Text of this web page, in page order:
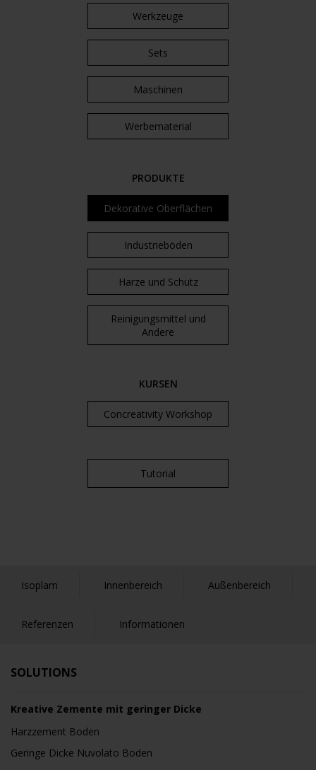
Werkzeuge
Sets
Maschinen
Werbematerial
PRODUKTE
Dekorative Oberflächen
Industrieböden
Harze und Schutz
Reinigungsmittel und
Andere
KURSEN
Concreativity Workshop
Tutorial
Isoplam Innenbereich Außenbereich
Referenzen Informationen
SOLUTIONS
Kreative Zemente mit geringer Dicke
Harzzement Boden
Geringe Dicke Nuvolato Boden